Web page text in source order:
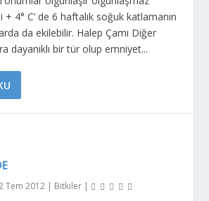
4° C’ de 6 haftalık soğuk katlamanın
da ekilebilir. Halep Çamı Diğer
dayanıklı bir tür olup emniyet...
Tem 2012 | Bitkiler |